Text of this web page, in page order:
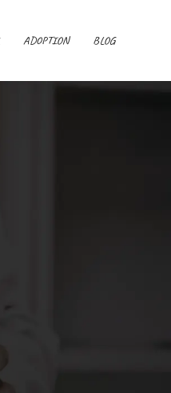
ADOPTION BLOG